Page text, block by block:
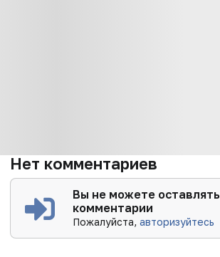
Нет комментариев
Вы не можете оставлять
комментарии
Пожалуйста,авторизуйтесь